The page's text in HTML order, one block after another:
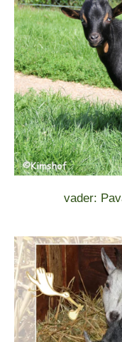
vader: